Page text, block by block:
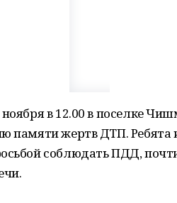
ноября в 12.00 в поселке
памяти жертв ДТП. Ребята
соблюдать ПДД,